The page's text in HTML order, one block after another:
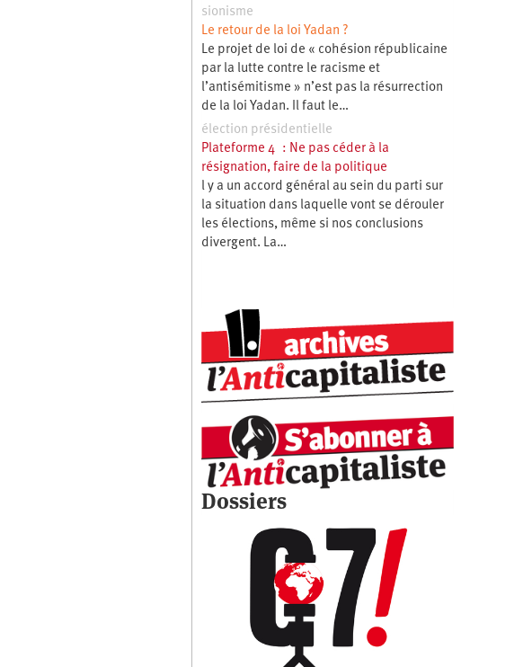
sionisme
Le retour de la loi Yadan ?
Le projet de loi de « cohésion républicaine
par la lutte contre le racisme et
l’antisémitisme » n’est pas la résurrection
de la loi Yadan. Il faut le…
élection présidentielle
Plateforme 4 : Ne pas céder à la
résignation, faire de la politique
l y a un accord général au sein du parti sur
la situation dans laquelle vont se dérouler
les élections, même si nos conclusions
divergent. La…
Dossiers